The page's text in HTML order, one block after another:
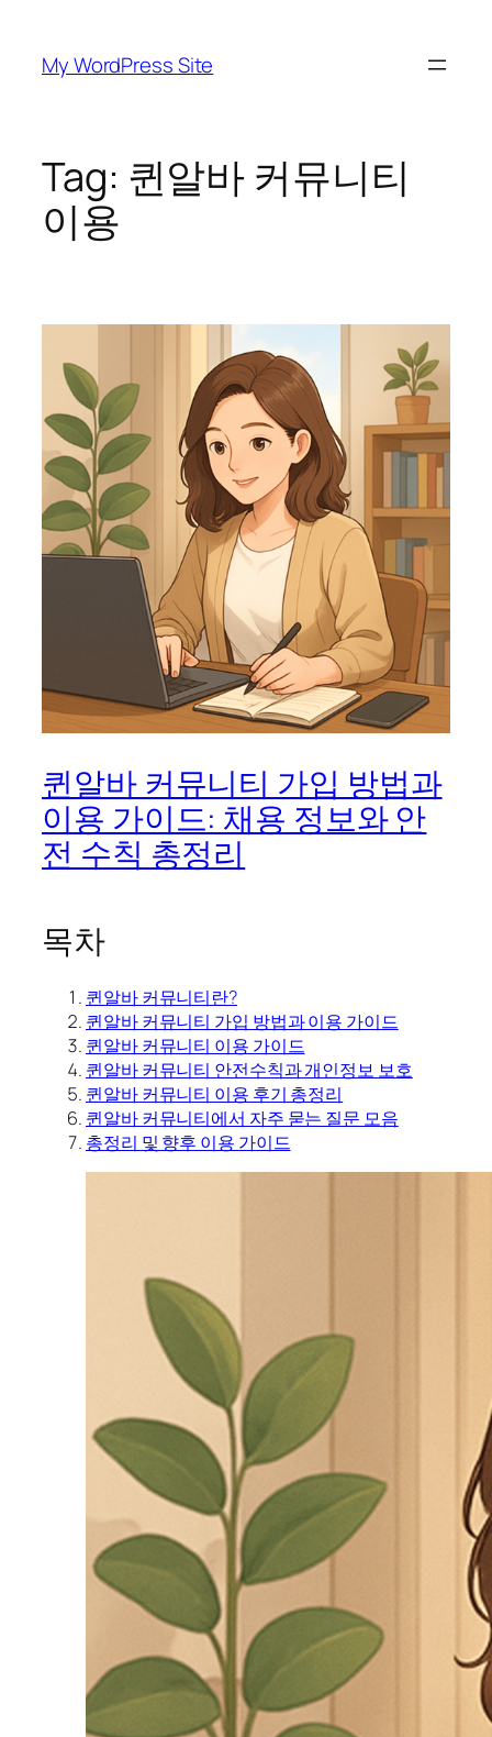
content
My WordPress Site
Tag: 퀸알바 커뮤니티
이용
퀸알바 커뮤니티 가입 방법과
이용 가이드: 채용 정보와 안
전 수칙 총정리
목차
퀸알바 커뮤니티란?
퀸알바 커뮤니티 가입 방법과 이용 가이드
퀸알바 커뮤니티 이용 가이드
퀸알바 커뮤니티 안전수칙과 개인정보 보호
퀸알바 커뮤니티 이용 후기 총정리
퀸알바 커뮤니티에서 자주 묻는 질문 모음
총정리 및 향후 이용 가이드